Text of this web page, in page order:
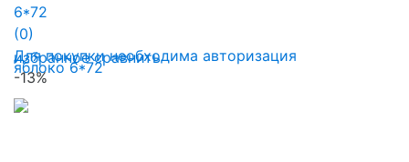
избранное сравнить
6*72
(0)
Для покупки необходима авторизация
-13%